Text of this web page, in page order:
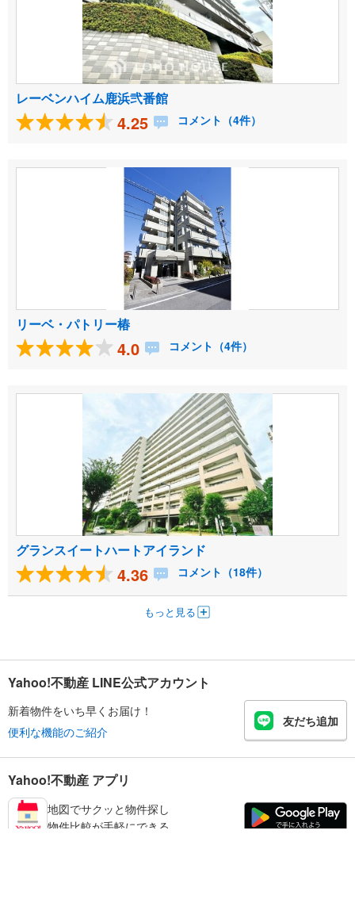
レーベンハイム鹿浜弐番館
4.25 コメント（4件）
リーベ・パトリー椿
4.0 コメント（4件）
グランスイートハートアイランド
4.36 コメント（18件）
もっと見る
Yahoo!不動産 LINE公式アカウント
新着物件をいち早くお届け！
便利な機能のご紹介
友だち追加
Yahoo!不動産 アプリ
地図でサクッと物件探し
物件比較が手軽にできる